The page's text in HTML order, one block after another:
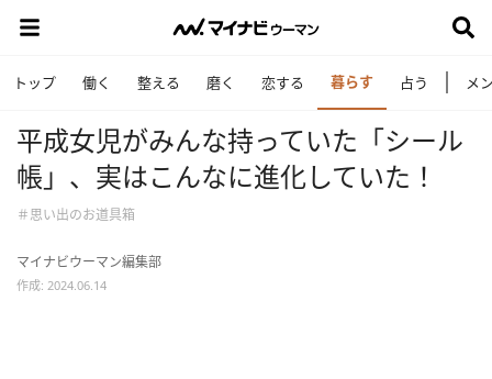
トップ 働く 整える 磨く 恋する 暮らす 占う メ
平成女児がみんな持っていた「シール
帳」、実はこんなに進化していた！
＃思い出のお道具箱
マイナビウーマン編集部
作成: 2024.06.14